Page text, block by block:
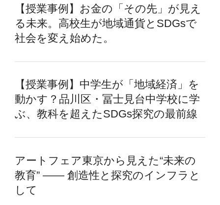
【授業事例】お金の「その先」が見え
る未来。高校生が地域通貨とSDGsで
社会を変え始めた。
【授業事例】中学生が「地域経済」を
動かす？品川区・冨士見台中学校に学
ぶ、教科を超えたSDGs探究の最前線
アートフェア東京から見えた“未来の
教育” —— 創造性と探究のインフラと
して